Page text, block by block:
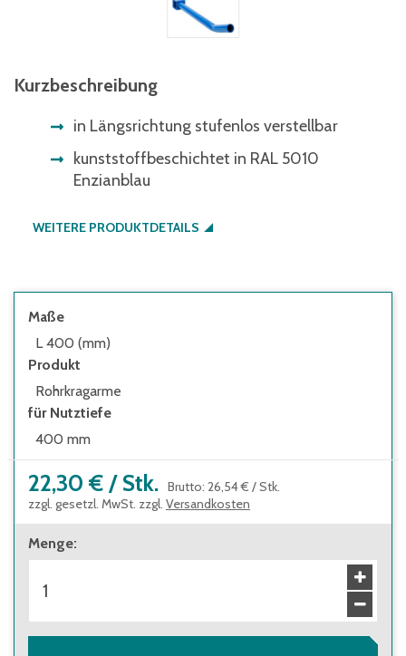
Kurzbeschreibung
in Längsrichtung stufenlos verstellbar
kunststoffbeschichtet in RAL 5010
Enzianblau
WEITERE PRODUKTDETAILS
Maße
L 400 (mm)
Produkt
Rohrkragarme
für Nutztiefe
400 mm
22,30 € / Stk. Brutto: 26,54 € /Stk.
zzgl. gesetzl. MwSt. zzgl. Versandkosten
Menge: